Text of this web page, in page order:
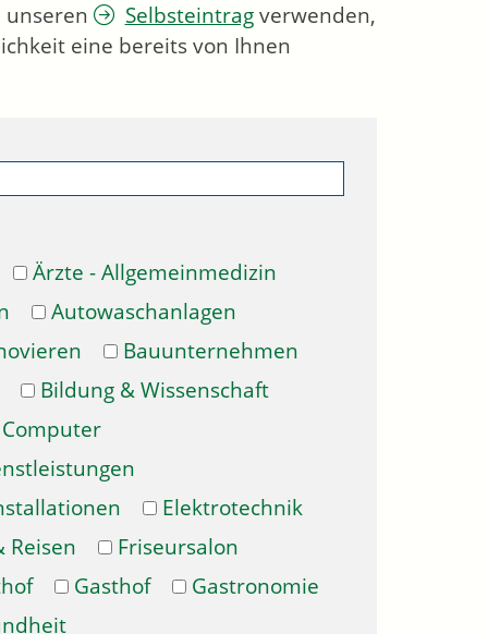
unseren Selbsteintragverwenden,
eine bereits von Ihnen
Ärzte - Allgemeinmedizin
Autowaschanlagen
Bauunternehmen
Bildung & Wissenschaft
Computer
Elektrotechnik
Reisen
Friseursalon
Gasthof
Gastronomie